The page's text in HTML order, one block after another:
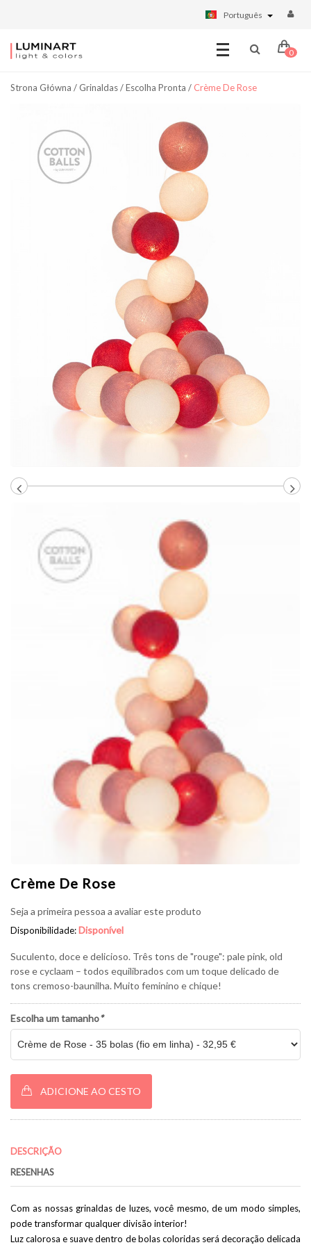
Português
0
Strona Główna / Grinaldas/Escolha Pronta / Crème De Rose
Crème De Rose
Seja a primeira pessoa a avaliar este produto
Disponibilidade:Disponível
Suculento, doce e delicioso. Três tons de "rouge": pale pink, old
rose e cyclaam – todos equilibrados com um toque delicado de
tons cremoso-baunilha. Muito feminino e chique!
Escolha um tamanho*
ADICIONE AO CESTO
DESCRIÇÃO
RESENHAS
Com as nossas grinaldas de luzes, você mesmo, de um modo simples,
pode transformar qualquer divisão interior!
Luz calorosa e suave dentro de bolas coloridas será decoração delicada